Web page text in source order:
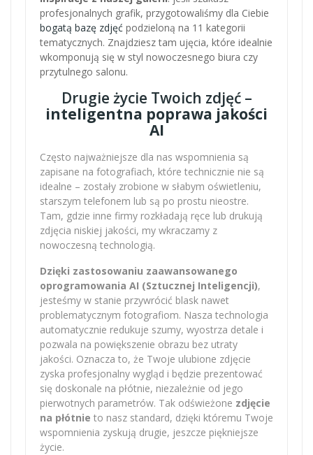
profesjonalnych grafik, przygotowaliśmy dla Ciebie
bogatą bazę zdjęć podzieloną na 11 kategorii
tematycznych. Znajdziesz tam ujęcia, które idealnie
wkomponują się w styl nowoczesnego biura czy
przytulnego salonu.
Drugie życie Twoich zdjęć –
inteligentna poprawa jakości
AI
Często najważniejsze dla nas wspomnienia są
zapisane na fotografiach, które technicznie nie są
idealne – zostały zrobione w słabym oświetleniu,
starszym telefonem lub są po prostu nieostre.
Tam, gdzie inne firmy rozkładają ręce lub drukują
zdjęcia niskiej jakości, my wkraczamy z
nowoczesną technologią.
Dzięki zastosowaniu zaawansowanego
oprogramowania AI (Sztucznej Inteligencji),
jesteśmy w stanie przywrócić blask nawet
problematycznym fotografiom. Nasza technologia
automatycznie redukuje szumy, wyostrza detale i
pozwala na powiększenie obrazu bez utraty
jakości. Oznacza to, że Twoje ulubione zdjęcie
zyska profesjonalny wygląd i będzie prezentować
się doskonale na płótnie, niezależnie od jego
pierwotnych parametrów. Tak odświeżone zdjęcie
na płótnie to nasz standard, dzięki któremu Twoje
wspomnienia zyskują drugie, jeszcze piękniejsze
życie.